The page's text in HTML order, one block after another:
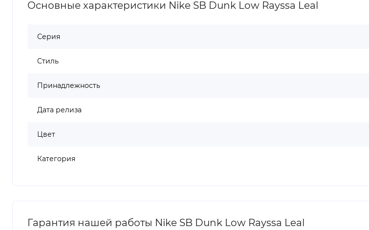
Основные характеристики Nike SB Dunk Low Rayssa Leal
Серия
Стиль
Принадлежность
Дата релиза
Цвет
Категория
Гарантия нашей работы Nike SB Dunk Low Rayssa Leal